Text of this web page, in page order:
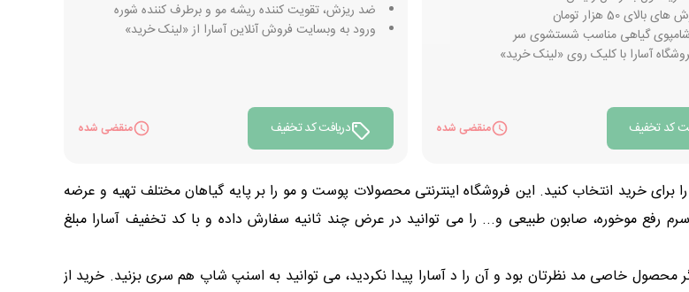
50 هزار تومان
گیاهی مناسب شستشوی سر
آسارا با کلیک روی «لینک خرید»
کد تخفیف منقضی شده
ضد ریزش، تقویت کننده ریشه مو و برطرف کننده شوره
ورود به وبسایت فروش آنلاین آسارا از «لینک خرید»
دریافت کد تخفیف منقضی شده
خرید انتخاب کنید. این فروشگاه اینترنتی محصولات پوست و مو را بر پایه گیاهان مختلف تهیه و عرضه
رفع موخوره، صابون طبیعی و... را می توانید در عرض چند ثانیه سفارش داده و با کد تخفیف آسارا مبلغ
محصول خاصی مد نظرتان بود و آن را د آسارا پیدا نکردید، می توانید به اسنپ شاپ هم سری بزنید. خرید از